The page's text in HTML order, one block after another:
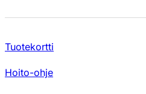
Tuotekortti
Hoito-ohje